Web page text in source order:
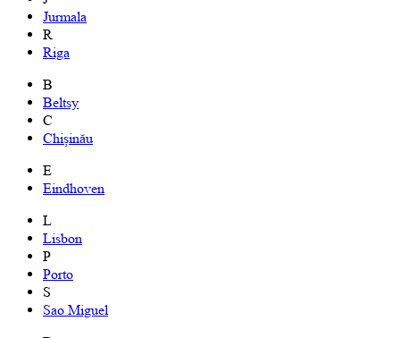
Jurmala
R
Riga
B
Beltsy
C
Chișinău
E
Eindhoven
L
Lisbon
P
Porto
S
Sao Miguel